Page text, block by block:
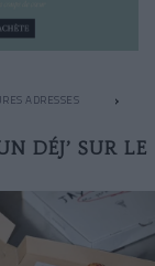
ADRESSES
DÉJ’ SUR LE